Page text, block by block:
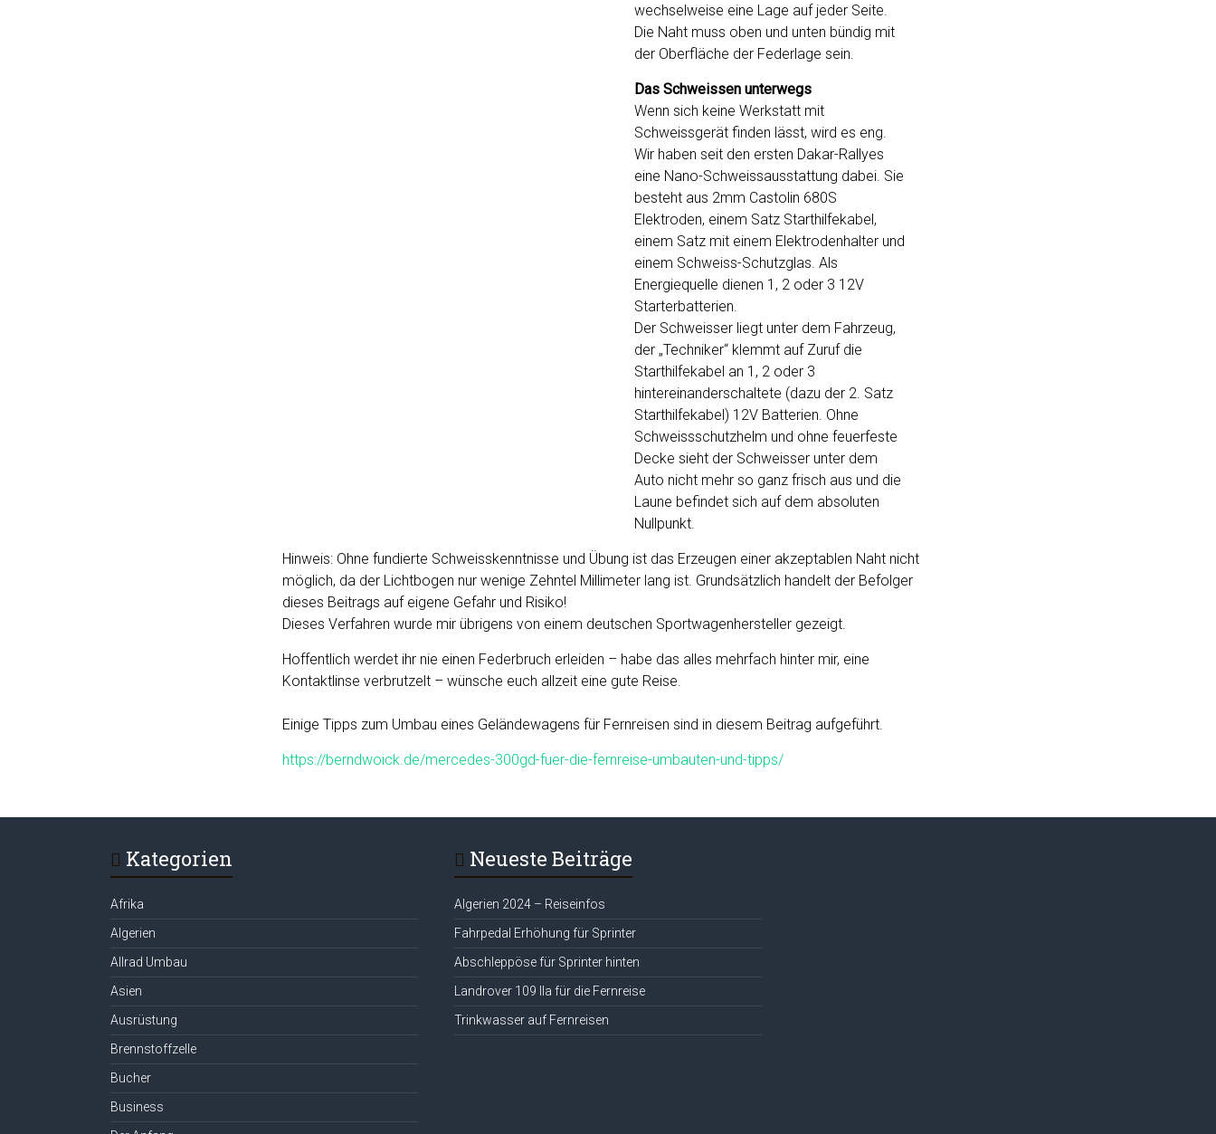
wechselweise eine Lage auf jeder Seite.
Die Naht muss oben und unten bündig mit
der Oberfläche der Federlage sein.
Das Schweissen unterwegs
Wenn sich keine Werkstatt mit
Schweissgerät finden lässt, wird es eng.
Wir haben seit den ersten Dakar-Rallyes
eine Nano-Schweissausstattung dabei. Sie
besteht aus 2mm Castolin 680S
Elektroden, einem Satz Starthilfekabel,
einem Satz mit einem Elektrodenhalter und
einem Schweiss-Schutzglas. Als
Energiequelle dienen 1, 2 oder 3 12V
Starterbatterien.
Der Schweisser liegt unter dem Fahrzeug,
der „Techniker“ klemmt auf Zuruf die
Starthilfekabel an 1, 2 oder 3
hintereinanderschaltete (dazu der 2. Satz
Starthilfekabel) 12V Batterien. Ohne
Schweissschutzhelm und ohne feuerfeste
Decke sieht der Schweisser unter dem
Auto nicht mehr so ganz frisch aus und die
Laune befindet sich auf dem absoluten
Nullpunkt.
Hinweis: Ohne fundierte Schweisskenntnisse und Übung ist das Erzeugen einer akzeptablen Naht nicht
möglich, da der Lichtbogen nur wenige Zehntel Millimeter lang ist. Grundsätzlich handelt der Befolger
dieses Beitrags auf eigene Gefahr und Risiko!
Dieses Verfahren wurde mir übrigens von einem deutschen Sportwagenhersteller gezeigt.
Hoffentlich werdet ihr nie einen Federbruch erleiden – habe das alles mehrfach hinter mir, eine
Kontaktlinse verbrutzelt – wünsche euch allzeit eine gute Reise.
Einige Tipps zum Umbau eines Geländewagens für Fernreisen sind in diesem Beitrag aufgeführt.
https://berndwoick.de/mercedes-300gd-fuer-die-fernreise-umbauten-und-tipps/
Kategorien
Afrika
Algerien
Allrad Umbau
Asien
Ausrüstung
Brennstoffzelle
Bucher
Business
Neueste Beiträge
Algerien 2024 – Reiseinfos
Fahrpedal Erhöhung für Sprinter
Abschleppöse für Sprinter hinten
Landrover 109 IIa für die Fernreise
Trinkwasser auf Fernreisen